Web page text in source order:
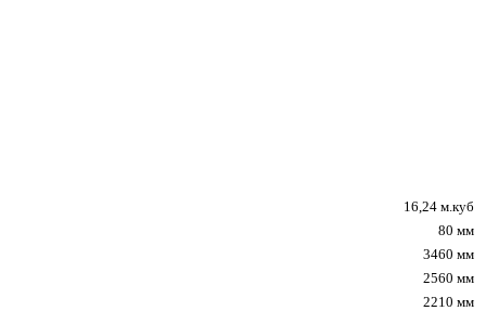
16,24 м.куб
80 мм
3460 мм
2560 мм
2210 мм